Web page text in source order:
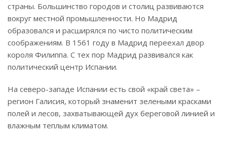
страны. Большинство городов и столиц развиваются
вокруг местной промышленности. Но Мадрид
образовался и расширялся по чисто политическим
соображениям. В 1561 году в Мадрид переехал двор
короля Филиппа. С тех пор Мадрид развивался как
политический центр Испании.
На северо-западе Испании есть свой «край света» –
регион Галисия, который знаменит зелеными красками
полей и лесов, захватывающей дух береговой линией и
влажным теплым климатом.